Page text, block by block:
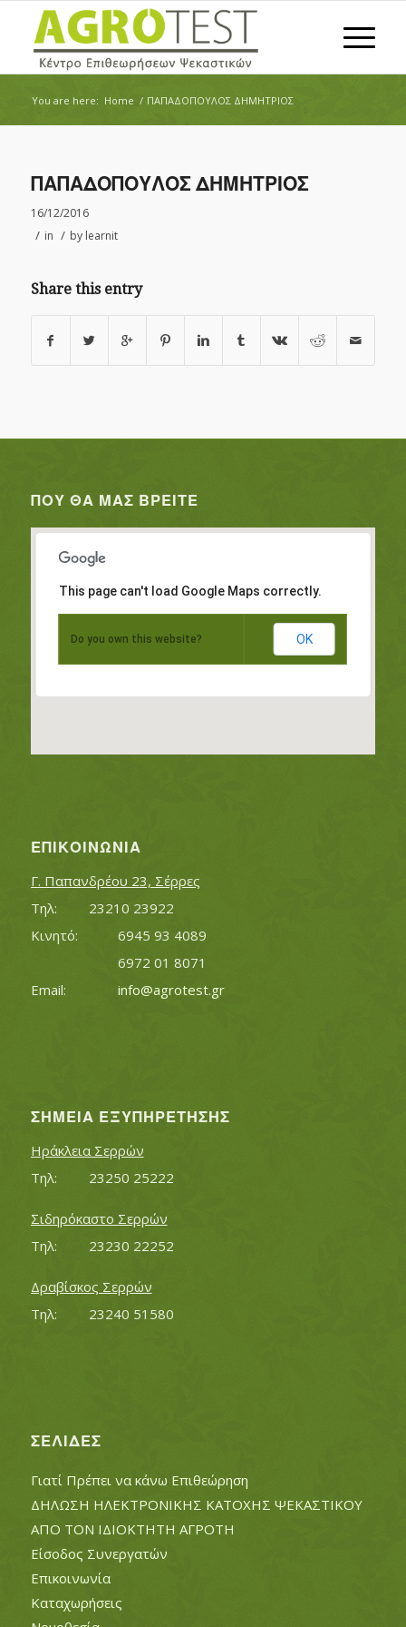
You are here: Home / ΠΑΠΑΔΟΠΟΥΛΟΣ ΔΗΜΗΤΡΙΟΣ
ΠΑΠΑΔΟΠΟΥΛΟΣ ΔΗΜΗΤΡΙΟΣ
16/12/2016
/ in / by learnit
Share this entry
ΠΟΥ ΘΑ ΜΑΣ ΒΡΕΊΤΕ
This page can't load Google Maps correctly.
Do you own this website? OK
ΕΠΙΚΟΙΝΩΝΊΑ
Γ. Παπανδρέου 23, Σέρρες
Τηλ:		23210 23922
Κινητό:		6945 93 4089
			6972 01 8071
info@agrotest.gr
ΣΗΜΕΊΑ ΕΞΥΠΗΡΈΤΗΣΗΣ
Ηράκλεια Σερρών
Τηλ:		23250 25222
Σιδηρόκαστο Σερρών
Τηλ:		23230 22252
Δραβίσκος Σερρών
Τηλ:		23240 51580
ΣΕΛΊΔΕΣ
Γιατί Πρέπει να κάνω Επιθεώρηση
ΔΗΛΩΣΗ ΗΛΕΚΤΡΟΝΙΚΗΣ ΚΑΤΟΧΗΣ ΨΕΚΑΣΤΙΚΟΥ
ΑΠΟ ΤΟΝ ΙΔΙΟΚΤΗΤΗ ΑΓΡΟΤΗ
Είσοδος Συνεργατών
Επικοινωνία
Καταχωρήσεις